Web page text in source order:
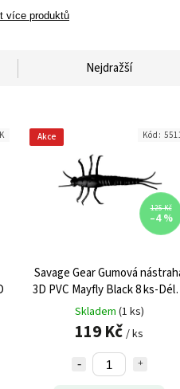
více produktů
Nejdražší
Akce
125 Kč
–4 %
Savage Gear Gumová
3D PVC Mayfly Black 8 ks-
5 cm
Skladem (1 ks)
119 Kč / ks
Kód: